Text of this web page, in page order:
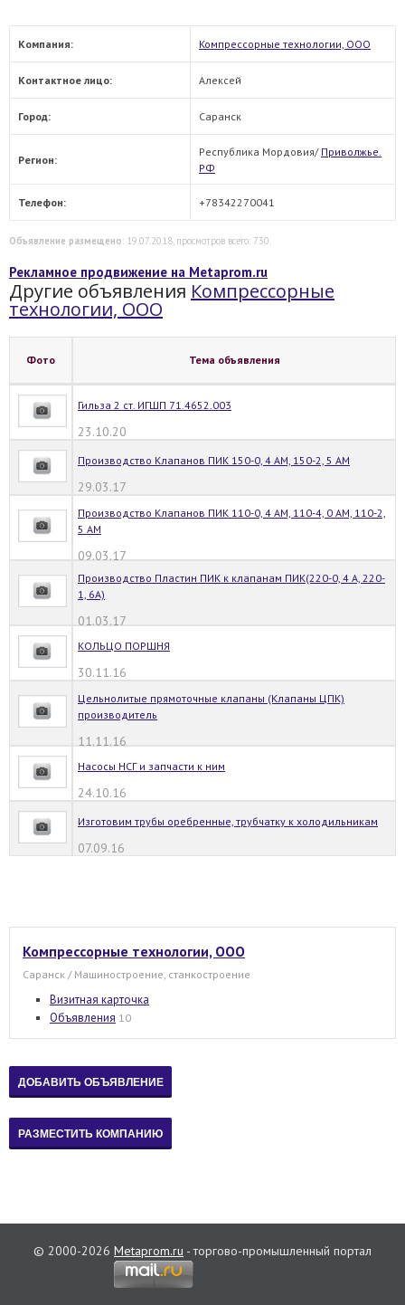
Компания: Компрессорные технологии, ООО
Контактное лицо: Алексей
Город: Саранск
Регион:
Республика Мордовия/ Приволжье.
РФ
Телефон: +78342270041
Объявление размещено: 19.07.2018, просмотров всего: 730.
Рекламное продвижение на Metaprom.ru
Другие объявления Компрессорные
технологии, ООО
Фото Тема объявления
Гильза 2 ст. ИГШП 71.4652.003
23.10.20
Производство Клапанов ПИК 150-0, 4 АМ, 150-2, 5 АМ
29.03.17
Производство Клапанов ПИК 110-0, 4 АМ, 110-4, 0 АМ, 110-2,
5 АМ
09.03.17
Производство Пластин ПИК к клапанам ПИК(220-0, 4 А, 220-
1, 6А)
01.03.17
КОЛЬЦО ПОРШНЯ
30.11.16
Цельнолитые прямоточные клапаны (Клапаны ЦПК)
производитель
11.11.16
Насосы НСГ и запчасти к ним
24.10.16
Изготовим трубы оребренные, трубчатку к холодильникам
07.09.16
Компрессорные технологии, ООО
Саранск / Машиностроение, станкостроение
Визитная карточка
Объявления 10
© 2000-2026 Metaprom.ru - торгово-промышленный портал